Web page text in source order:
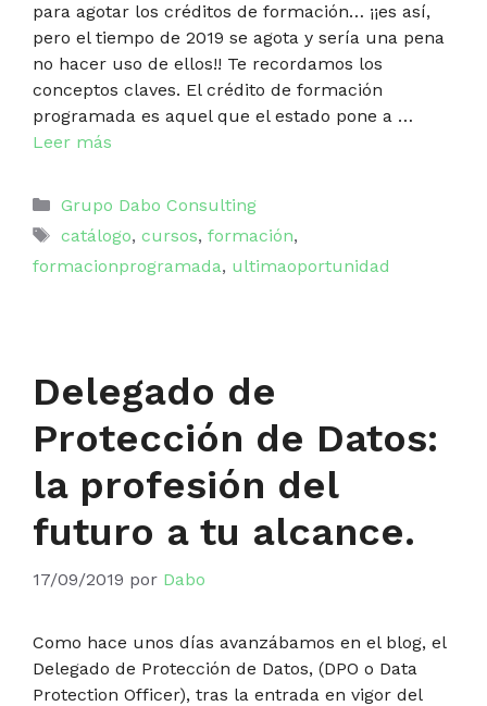
para agotar los créditos de formación… ¡¡es así,
pero el tiempo de 2019 se agota y sería una pena
no hacer uso de ellos!! Te recordamos los
conceptos claves. El crédito de formación
programada es aquel que el estado pone a …
Leer más
Categorías
Grupo Dabo Consulting
Etiquetas
catálogo, cursos, formación,
formacionprogramada, ultimaoportunidad
Delegado de
Protección de Datos:
la profesión del
futuro a tu alcance.
17/09/2019 por Dabo
Como hace unos días avanzábamos en el blog, el
Delegado de Protección de Datos, (DPO o Data
Protection Officer), tras la entrada en vigor del